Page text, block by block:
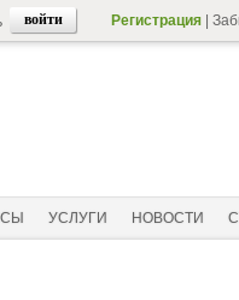
Регистрация
УСЛУГИ НОВОСТИ